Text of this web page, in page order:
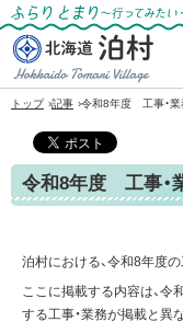
ふらりとまり～行っ
い・帰ってきたい～
北海道 泊村
Village
トップ ›記事 ›令和8年度 工事・業
令和8年度 工事・
泊村における、令和8年度
ここに掲載する内容は、令
する工事・業務が掲載と異